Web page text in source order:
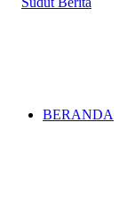
BERANDA